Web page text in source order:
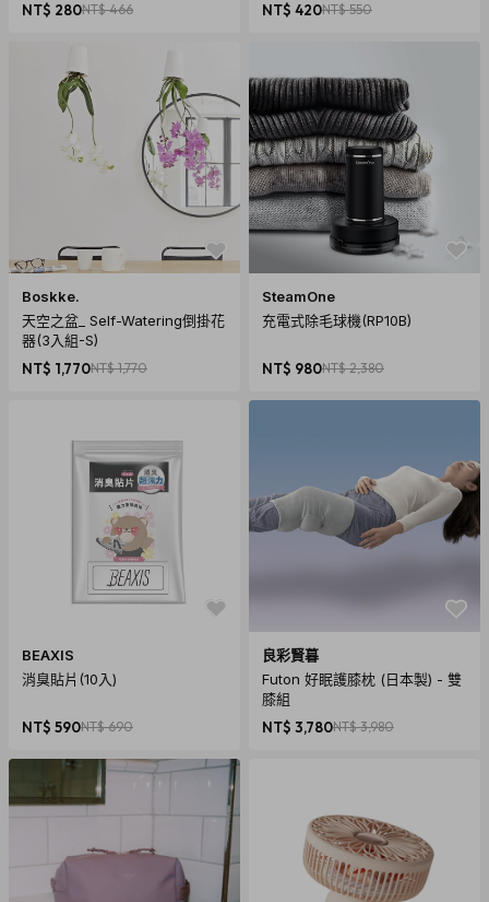
格內容物為主。
1. 商品免運費，商品下單後依訂單編號開始寄送（3個工作天內
送達，送貨範圍限台灣本島）。 注意！收件地址請勿為郵政信
。
2. 商品頁標示「預購、客製化」商品，將以實際出貨或製作日
標示為主。（不適用3個工作天出貨）
3. 送貨方式由物流宅配送達。
4. 訂購商品若經配送三次無法送達，並經本公司以電話與E-
mail均無法聯繫逾三天者，本公司將取消該筆訂單並全額退
款。
退貨須知
1. 依《消費者保護法》的規定，消費者享有商品貨到日起七天
商品必須是全新的狀態、而且完整包裝（含商品本體、配件、
贈品、保證書、原廠包裝及所有附隨文件或資料的完整性），
切勿缺漏任何配件、自行拆解檢查商品、或損毀原廠外盒。原
廠外盒及原廠包裝都屬於商品的一部分，若有遺失、毀損或缺
件，可能影響您退貨的權益，也可能依照損毀程度扣除為回復
2. 如果您所購買的商品是電腦軟體、遊戲光碟、CD、VCD、
DVD、食品、耗材、個人衛生用品等，一經拆封即無法回復原
狀的商品，除非拆封後發現為瑕疵品，否則一經拆封恕無法辦
理退貨。
3. 七天鑑賞期內退購所產生之運費，由出貨廠商負擔，收到商
品後隔天起算為第一天，欲退購者請於七日內提出，逾期恕不
NT$ 280NT$ 466 NT$ 420NT$ 550
Boskke.
天空之盆_ Self-Watering倒掛花
器(3入組-S)
NT$ 1,770NT$ 1,770
SteamOne
充電式除毛球機(RP10B)
NT$ 980NT$ 2,380
BEAXIS
消臭貼片(10入)
NT$ 590NT$ 690
良彩賢暮
Futon 好眠護膝枕 (日本製) - 雙
膝組
NT$ 3,780NT$ 3,980